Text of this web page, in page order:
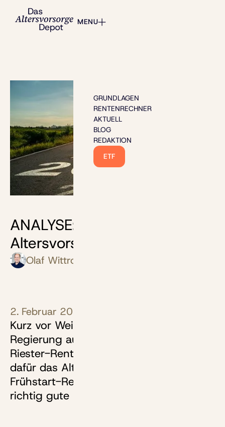
GRUNDLAGEN
RENTENRECHNER
AKTUELL
BLOG
REDAKTION
ETF
MENU
ANALYSE: Was das
Altersvorsorgedepot kann
Olaf Wittrock
2. Februar 2026
Kurz vor Weihnachten hat sich die
Regierung auf den Nachfolger der
Riester-Rente geeinigt: 2027 kommt
dafür das Altersvorsorgedepot. Auch die
Frühstart-Rente geht los. Warum das
richtig gute Nachrichten sind.